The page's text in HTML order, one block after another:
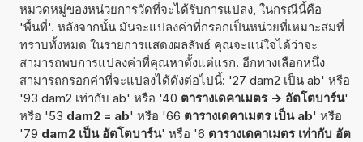
หมวดหมู่ของหน่วยการวัดที่จะได้รับการแปลง, ในกรณีนี้คือ
'พื้นที่'. หลังจากนั้น มันจะแปลงค่าที่กรอกเป็นหน่วยที่เหมาะสมที่
ทราบทั้งหมด ในรายการแสดงผลลัพธ์ คุณจะแน่ใจได้ว่าจะ
สามารถพบการแปลงค่าที่คุณหาตั้งแต่แรก. อีกทางเลือกหนึ่ง
สามารถกรอกค่าที่จะแปลงได้ดังต่อไปนี้: '27 dam2 เป็น ab' หรือ
'93 dam2 เท่ากับ ab' หรือ '40 ตารางเดคาเมตร -> อัตโตบาร์น'
หรือ '53 dam2 = ab' หรือ '66 ตารางเดคาเมตร เป็น ab' หรือ
'79 dam2 เป็น อัตโตบาร์น' หรือ '6 ตารางเดคาเมตร เท่ากับ อัต